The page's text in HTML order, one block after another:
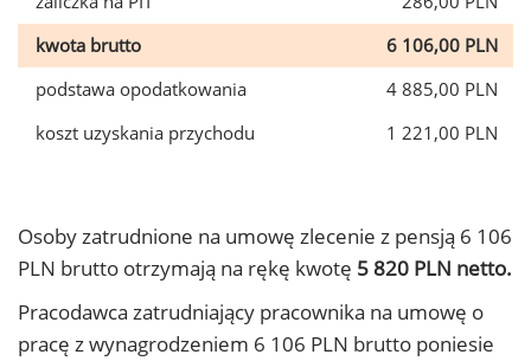
kwota brutto
6 106,00 PLN
podstawa opodatkowania
4 885,00 PLN
koszt uzyskania przychodu
1 221,00 PLN
Osoby zatrudnione na umowę zlecenie z pensją 6 106
PLN brutto otrzymają na rękę kwotę 5 820 PLN netto.
Pracodawca zatrudniający pracownika na umowę o
pracę z wynagrodzeniem 6 106 PLN brutto poniesie